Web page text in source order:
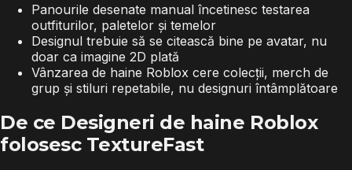
Panourile desenate manual încetinesc testarea
outfiturilor, paletelor și temelor
Designul trebuie să se citească bine pe avatar, nu
doar ca imagine 2D plată
Vânzarea de haine Roblox cere colecții, merch de
grup și stiluri repetabile, nu designuri întâmplătoare
De ce Designeri de haine Roblox
folosesc TextureFast